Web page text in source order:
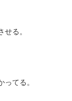
る。
てる。